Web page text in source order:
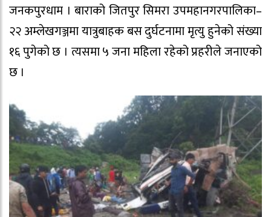
जनकपुरधाम । बाराको जितपुर सिमरा उपमहानगरपालिका–
२२ अम्लेखगञ्जमा यात्रुबाहक बस दुर्घटनामा मृत्यु हुनेको संख्या
१६ पुगेको छ । त्यसमा ५ जना महिला रहेको प्रहरीले जनाएको
छ ।